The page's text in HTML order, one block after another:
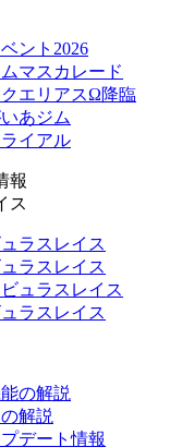
ント2026
マスカレード
エリアスΩ降臨
あジム
イアル
報
ス
ラスレイス
ラスレイス
ュラスレイス
ラスレイス
の解説
解説
デート情報